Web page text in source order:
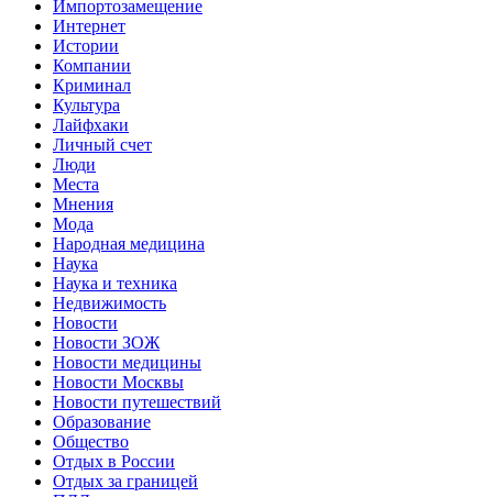
Импортозамещение
Интернет
Истории
Компании
Криминал
Культура
Лайфхаки
Личный счет
Люди
Места
Мнения
Мода
Народная медицина
Наука
Наука и техника
Недвижимость
Новости
Новости ЗОЖ
Новости медицины
Новости Москвы
Новости путешествий
Образование
Общество
Отдых в России
Отдых за границей